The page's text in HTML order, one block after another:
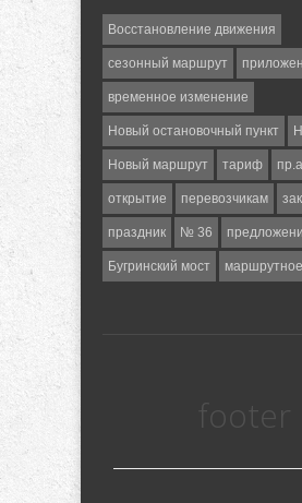
Восстановление движения
сезонный маршрут
временное изменение
Новый остановочный пункт
Новый маршрут тариф
открытие перевозчикам
праздник № 36
Бугринский мост маршрутное
footer